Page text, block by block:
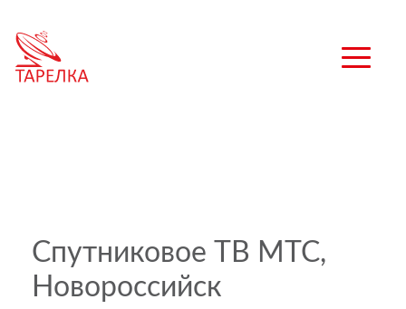
Спутниковое ТВ МТС,
Новороссийск